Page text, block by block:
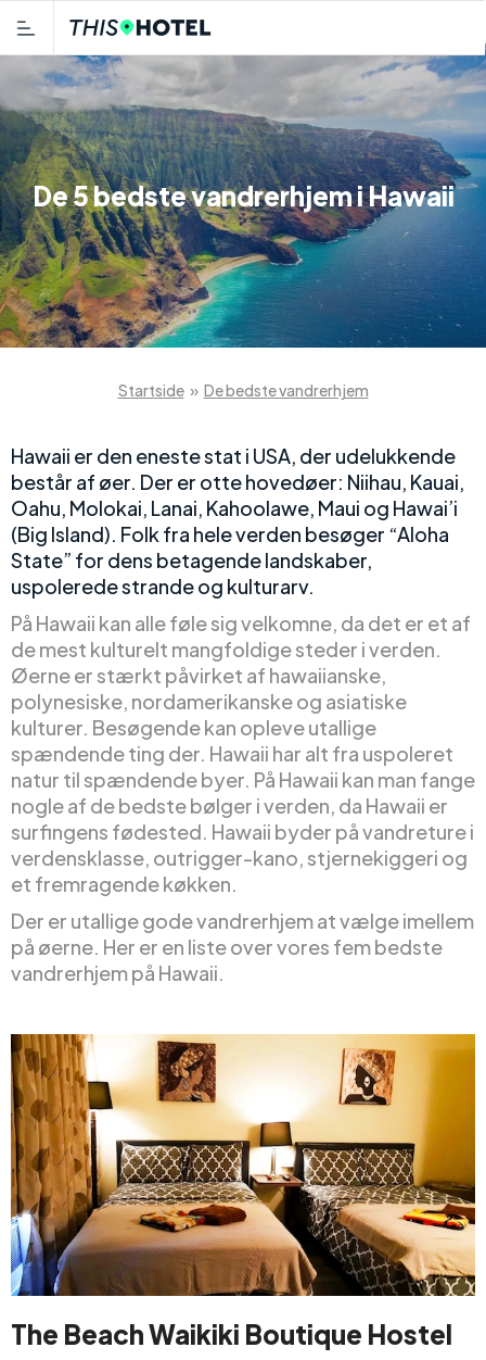
De 5 bedste vandrerhjem i Hawaii
Startside » De bedste vandrerhjem
Hawaii er den eneste stat i USA, der udelukkende
består af øer. Der er otte hovedøer: Niihau, Kauai,
Oahu, Molokai, Lanai, Kahoolawe, Maui og Hawai’i
(Big Island). Folk fra hele verden besøger “Aloha
State” for dens betagende landskaber,
uspolerede strande og kulturarv.
På Hawaii kan alle føle sig velkomne, da det er et af
de mest kulturelt mangfoldige steder i verden.
Øerne er stærkt påvirket af hawaiianske,
polynesiske, nordamerikanske og asiatiske
kulturer. Besøgende kan opleve utallige
spændende ting der. Hawaii har alt fra uspoleret
natur til spændende byer. På Hawaii kan man fange
nogle af de bedste bølger i verden, da Hawaii er
surfingens fødested. Hawaii byder på vandreture i
verdensklasse, outrigger-kano, stjernekiggeri og
et fremragende køkken.
Der er utallige gode vandrerhjem at vælge imellem
på øerne. Her er en liste over vores fem bedste
vandrerhjem på Hawaii.
The Beach Waikiki Boutique Hostel